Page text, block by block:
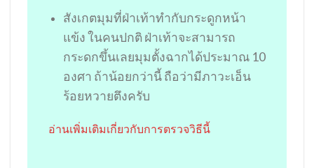
สังเกตมุมที่ฝ่าเท้าทำกับกระดูกหน้า
แข้ง ในคนปกติ ฝ่าเท้าจะสามารถ
กระดกขึ้นเลยมุมตั้งฉากได้ประมาณ 10
องศา ถ้าน้อยกว่านี้ ถือว่ามีภาวะเอ็น
ร้อยหวายตึงครับ
อ่านเพิ่มเติมเกี่ยวกับการตรวจวิธีนี้